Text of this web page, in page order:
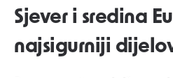
Sjever i sredina
najsigurniji